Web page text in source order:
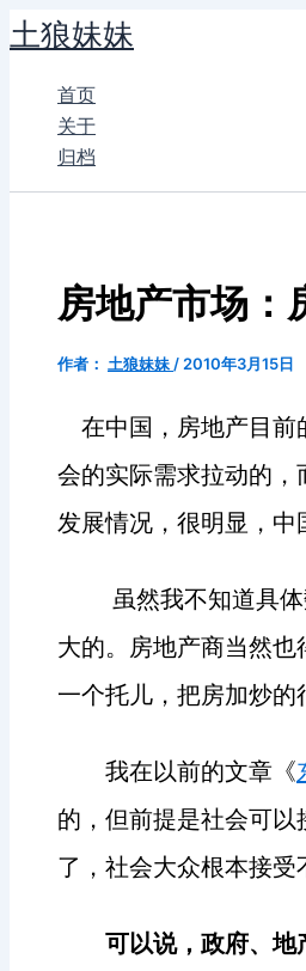
跳
至
土狼妹妹
首页
关于
归档
房地产市场：
作者： 土狼妹妹 / 2010年3月15日
在中国，房地产目前
会的实际需求拉动的
发展情况，很明显，中
虽然我不知道具
大的。房地产商当然
一个托儿，把房加炒的
我在以前的文章《
的，但前提是社会可
了，社会大众根本接受
可以说，政府、地